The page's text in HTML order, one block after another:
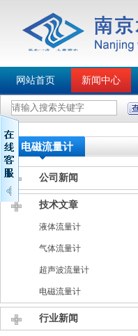
网站首页 新闻中心
电磁流量计
公司新闻
技术文章
液体流量计
气体流量计
超声波流量计
电磁流量计
行业新闻